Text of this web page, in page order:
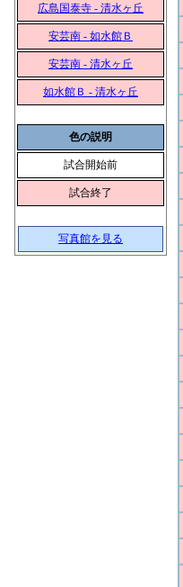
広島国泰寺 - 清水ヶ丘
安芸南 - 如水館Ｂ
安芸南 - 清水ヶ丘
如水館Ｂ - 清水ヶ丘
色の説明
試合開始前
試合終了
写真館を見る